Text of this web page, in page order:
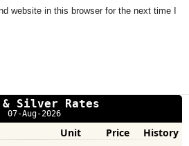
website in this browser for the next time I